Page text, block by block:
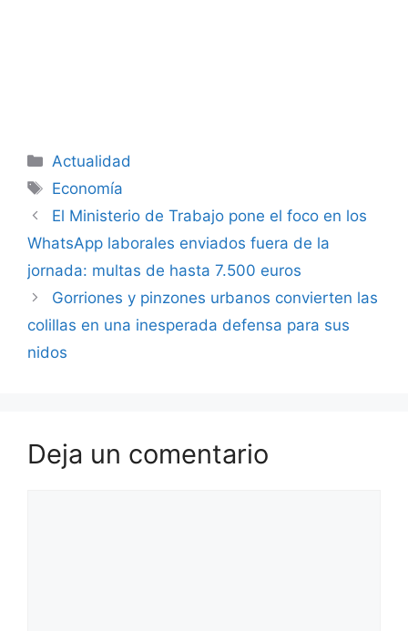
Categorías
Actualidad
Etiquetas
Economía
El Ministerio de Trabajo pone el foco en los
WhatsApp laborales enviados fuera de la
jornada: multas de hasta 7.500 euros
Gorriones y pinzones urbanos convierten las
colillas en una inesperada defensa para sus
nidos
Deja un comentario